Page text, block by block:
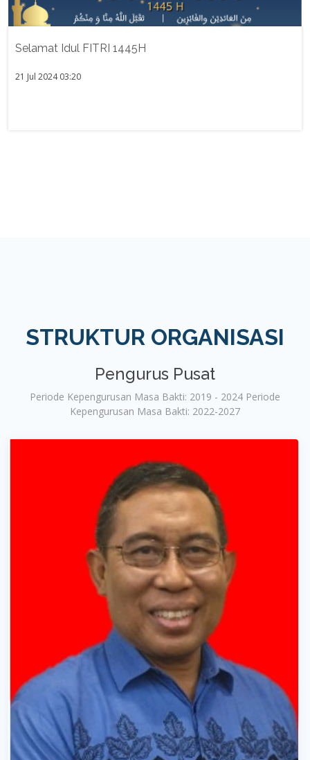
Selamat Idul FITRI 1445H
21 Jul 2024 03:20
STRUKTUR ORGANISASI
Pengurus Pusat
Periode Kepengurusan Masa Bakti: 2019 - 2024 Periode
Kepengurusan Masa Bakti: 2022-2027